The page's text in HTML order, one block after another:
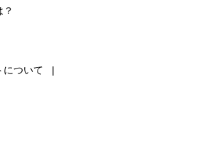
について